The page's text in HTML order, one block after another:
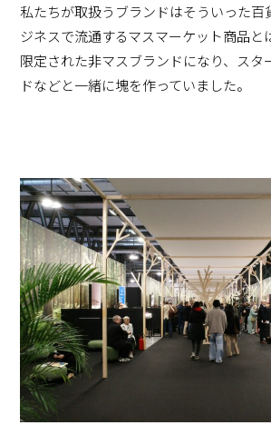
私たちが取扱うブランドはそういった百
ジネスで流通するマスマーケット商品と
限定された非マスブランドになり、スタ
ドなどと一緒に塊を作っていました。